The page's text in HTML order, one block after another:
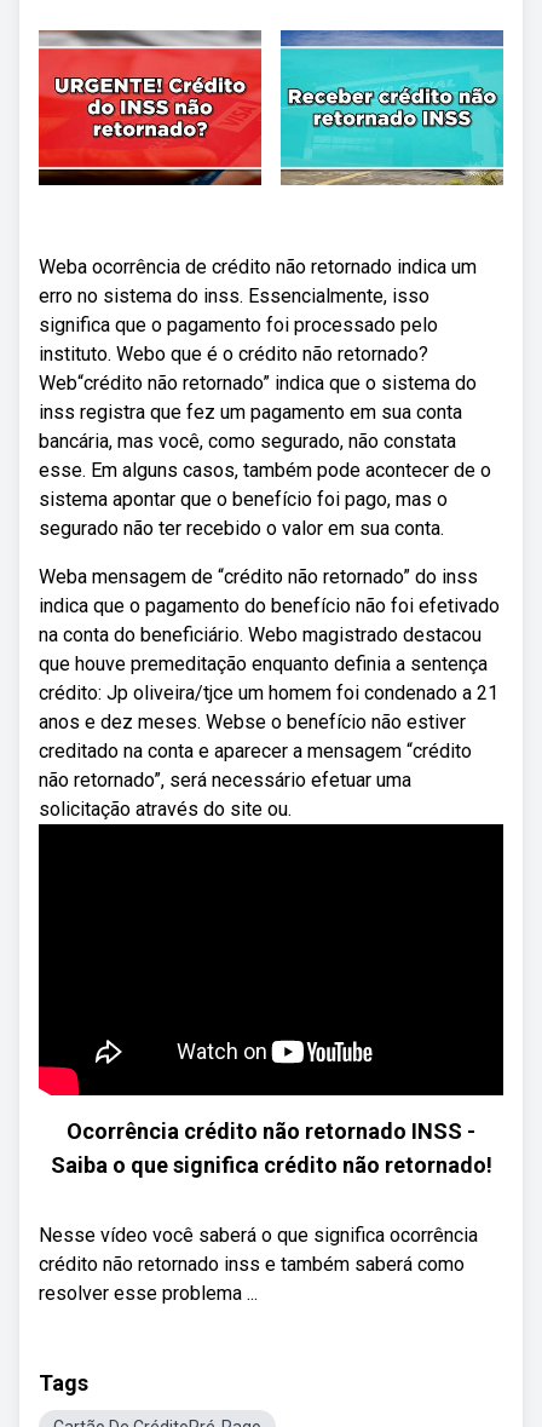
Weba ocorrência de crédito não retornado indica um
erro no sistema do inss. Essencialmente, isso
significa que o pagamento foi processado pelo
instituto. Webo que é o crédito não retornado?
Web“crédito não retornado” indica que o sistema do
inss registra que fez um pagamento em sua conta
bancária, mas você, como segurado, não constata
esse. Em alguns casos, também pode acontecer de o
sistema apontar que o benefício foi pago, mas o
segurado não ter recebido o valor em sua conta.
Weba mensagem de “crédito não retornado” do inss
indica que o pagamento do benefício não foi efetivado
na conta do beneficiário. Webo magistrado destacou
que houve premeditação enquanto definia a sentença
crédito: Jp oliveira/tjce um homem foi condenado a 21
anos e dez meses. Webse o benefício não estiver
creditado na conta e aparecer a mensagem “crédito
não retornado”, será necessário efetuar uma
solicitação através do site ou.
Ocorrência crédito não retornado INSS -
Saiba o que significa crédito não retornado!
Nesse vídeo você saberá o que significa ocorrência
crédito não retornado inss e também saberá como
resolver esse problema ...
Tags